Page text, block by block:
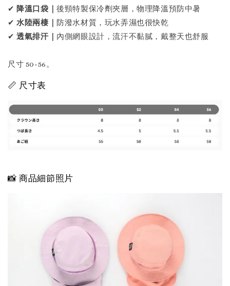
✔ 降溫口袋｜後頸特製保冷劑夾層，物理降溫預防中暑
✔水陸兩棲｜ 防潑水材質，玩水弄濕也很快乾
✔透氣排汗｜ 內側網眼設計，流汗不黏膩，戴整天也舒服
尺寸 50-56。
📏 尺寸表
📸 商品細節照片